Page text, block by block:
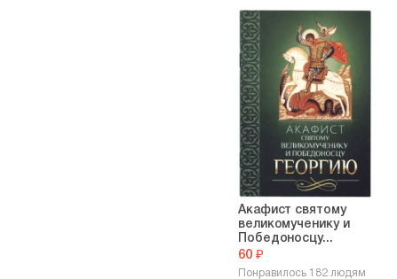
Акафист святому
великомученику и
Победоносцу...
60 ₽
Понравилось 182 людям